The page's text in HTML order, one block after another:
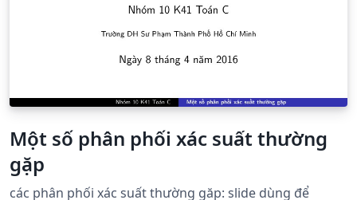
vấn đề quản lý khách sạn.
Một số phân phối xác suất thường
gặp
các phân phối xác suất thường găp: slide dùng để